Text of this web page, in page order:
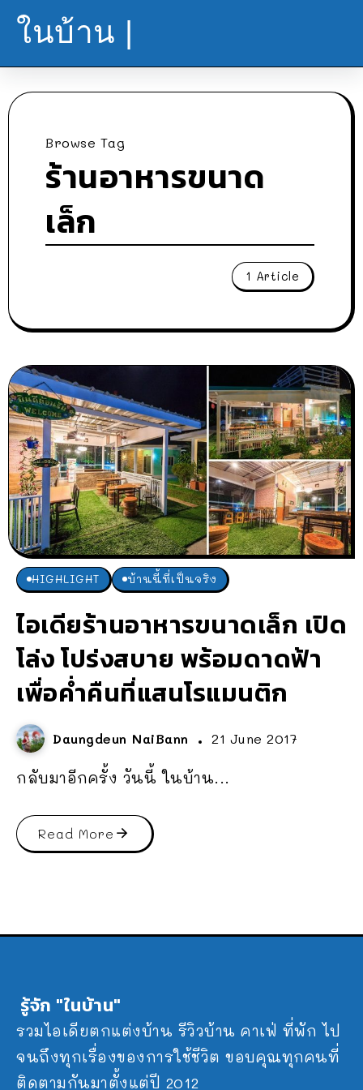
ในบ้าน |
Browse Tag
ร้านอาหารขนาด
เล็ก
1 Article
HIGHLIGHT บ้านนี้ที่เป็นจริง
ไอเดียร้านอาหารขนาดเล็ก เปิด
โล่ง โปร่งสบาย พร้อมดาดฟ้า
เพื่อค่ำคืนที่แสนโรแมนติก
Daungdeun NaiBann 21 June 2017
กลับมาอีกครั้ง วันนี้ ในบ้าน...
Read More
รู้จัก "ในบ้าน"
รวมไอเดียตกแต่งบ้าน รีวิวบ้าน คาเฟ่ ที่พัก ไป
จนถึงทุกเรื่องของการใช้ชีวิต ขอบคุณทุกคนที่
ติดตามกันมาตั้งแต่ปี 2012